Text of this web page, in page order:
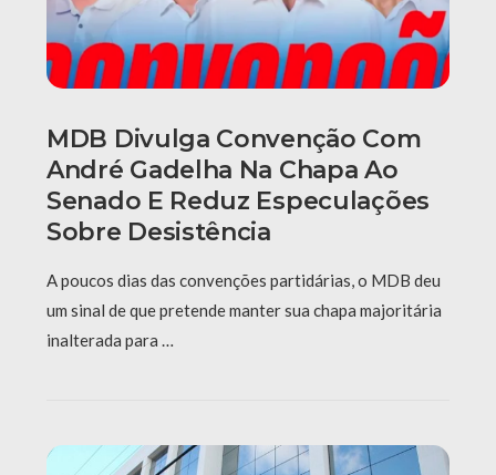
MDB Divulga Convenção Com
André Gadelha Na Chapa Ao
Senado E Reduz Especulações
Sobre Desistência
A poucos dias das convenções partidárias, o MDB deu
um sinal de que pretende manter sua chapa majoritária
inalterada para …